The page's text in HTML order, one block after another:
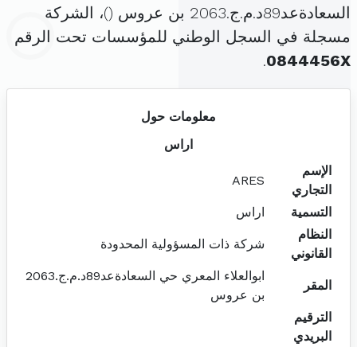
السعادةعد89د.م.ج.2063 بن عروس (
)، الشركة
مسجلة في السجل الوطني للمؤسسات تحت الرقم
0844456X
.
معلومات حول
اراس
الإسم
التجاري
ARES
التسمية
اراس
النظام
القانوني
شركة ذات المسؤولية المحدودة
المقر
ابوالعلاء المعري حي السعادةعد89د.م.ج.2063
بن عروس
الترقيم
البريدي